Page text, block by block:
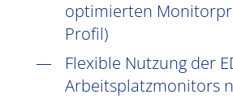
optimierten
Profil)
Flexible Nutzung der
Arbeitsplatzmonitors